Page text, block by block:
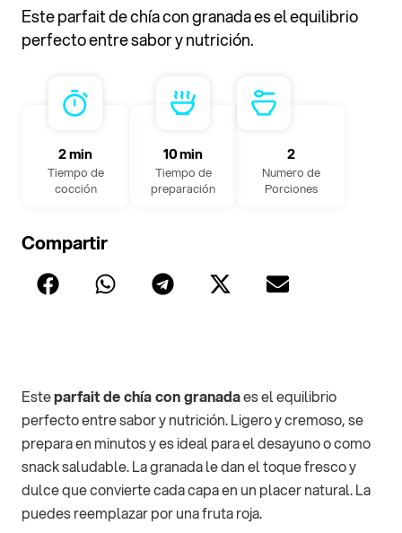
Este parfait de chía con granada es el equilibrio
perfecto entre sabor y nutrición.
2 min
Tiempo de
cocción
10 min
Tiempo de
preparación
2
Numero de
Porciones
Compartir
Esteparfait de chía con granadaes el equilibrio
perfecto entre sabor y nutrición. Ligero y cremoso, se
prepara en minutos y es ideal para el desayuno o como
snack saludable. La granada le dan el toque fresco y
dulce que convierte cada capa en un placer natural. La
puedes reemplazar por una fruta roja.